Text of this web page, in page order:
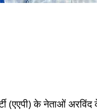
(एएपी) के नेताओं अरविंद